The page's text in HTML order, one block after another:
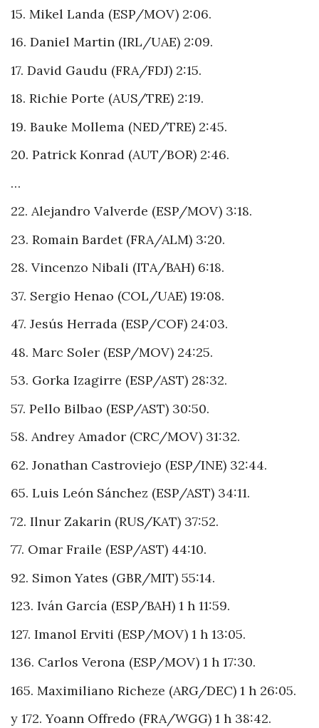
15. Mikel Landa (ESP/MOV) 2:06.
16. Daniel Martin (IRL/UAE) 2:09.
17. David Gaudu (FRA/FDJ) 2:15.
18. Richie Porte (AUS/TRE) 2:19.
19. Bauke Mollema (NED/TRE) 2:45.
20. Patrick Konrad (AUT/BOR) 2:46.
…
22. Alejandro Valverde (ESP/MOV) 3:18.
23. Romain Bardet (FRA/ALM) 3:20.
28. Vincenzo Nibali (ITA/BAH) 6:18.
37. Sergio Henao (COL/UAE) 19:08.
47. Jesús Herrada (ESP/COF) 24:03.
48. Marc Soler (ESP/MOV) 24:25.
53. Gorka Izagirre (ESP/AST) 28:32.
57. Pello Bilbao (ESP/AST) 30:50.
58. Andrey Amador (CRC/MOV) 31:32.
62. Jonathan Castroviejo (ESP/INE) 32:44.
65. Luis León Sánchez (ESP/AST) 34:11.
72. Ilnur Zakarin (RUS/KAT) 37:52.
77. Omar Fraile (ESP/AST) 44:10.
92. Simon Yates (GBR/MIT) 55:14.
123. Iván García (ESP/BAH) 1 h 11:59.
127. Imanol Erviti (ESP/MOV) 1 h 13:05.
136. Carlos Verona (ESP/MOV) 1 h 17:30.
165. Maximiliano Richeze (ARG/DEC) 1 h 26:05.
y 172. Yoann Offredo (FRA/WGG) 1 h 38:42.